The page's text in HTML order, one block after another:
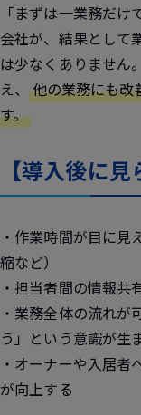
「まずは一業務だ
会社が、結果として
は少なくありません
え、他の業務にも改
す。
【導入後に
・作業時間が目に
縮など）
・担当者間の情報共
・業務全体の流れが
う」という意識が生
・オーナーや入居者
が向上する